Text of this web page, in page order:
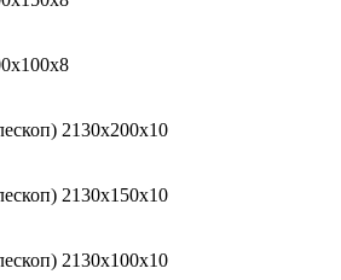
2130х200х10
2130х150х10
2130х100х10